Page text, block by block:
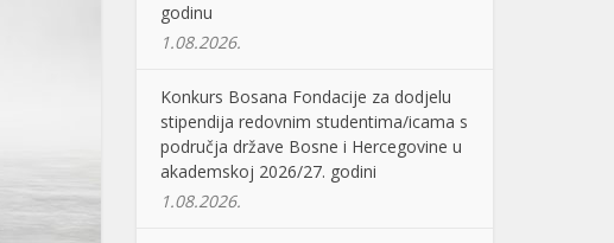
godinu
1.08.2026.
Konkurs Bosana Fondacije za dodjelu
stipendija redovnim studentima/icama s
područja države Bosne i Hercegovine u
akademskoj 2026/27. godini
1.08.2026.